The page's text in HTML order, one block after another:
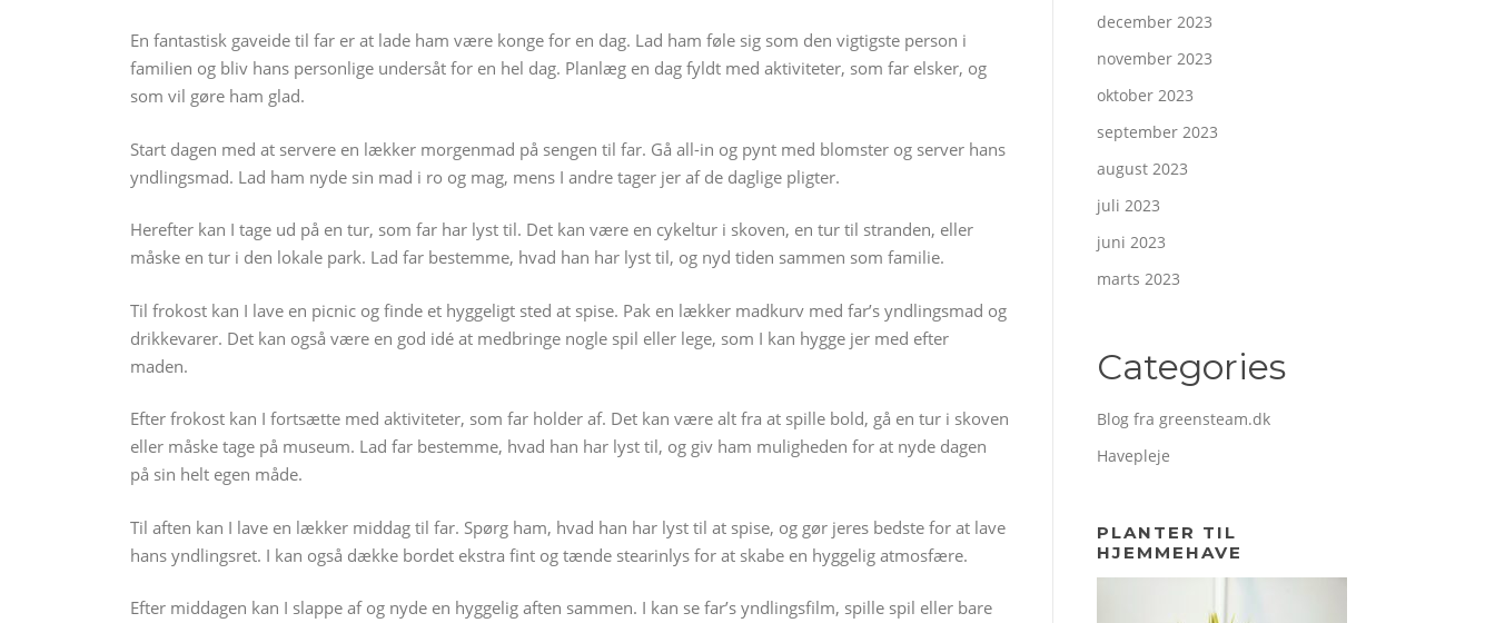
En fantastisk gaveide til far er at lade ham være konge for en dag. Lad ham føle sig som den vigtigste person i
familien og bliv hans personlige undersåt for en hel dag. Planlæg en dag fyldt med aktiviteter, som far elsker, og
som vil gøre ham glad.
Start dagen med at servere en lækker morgenmad på sengen til far. Gå all-in og pynt med blomster og server hans
yndlingsmad. Lad ham nyde sin mad i ro og mag, mens I andre tager jer af de daglige pligter.
Herefter kan I tage ud på en tur, som far har lyst til. Det kan være en cykeltur i skoven, en tur til stranden, eller
måske en tur i den lokale park. Lad far bestemme, hvad han har lyst til, og nyd tiden sammen som familie.
Til frokost kan I lave en picnic og finde et hyggeligt sted at spise. Pak en lækker madkurv med far’s yndlingsmad og
drikkevarer. Det kan også være en god idé at medbringe nogle spil eller lege, som I kan hygge jer med efter
maden.
Efter frokost kan I fortsætte med aktiviteter, som far holder af. Det kan være alt fra at spille bold, gå en tur i skoven
eller måske tage på museum. Lad far bestemme, hvad han har lyst til, og giv ham muligheden for at nyde dagen
på sin helt egen måde.
Til aften kan I lave en lækker middag til far. Spørg ham, hvad han har lyst til at spise, og gør jeres bedste for at lave
hans yndlingsret. I kan også dække bordet ekstra fint og tænde stearinlys for at skabe en hyggelig atmosfære.
Efter middagen kan I slappe af og nyde en hyggelig aften sammen. I kan se far’s yndlingsfilm, spille spil eller bare
december 2023
november 2023
oktober 2023
september 2023
august 2023
juli 2023
juni 2023
marts 2023
Categories
Blog fra greensteam.dk
Havepleje
PLANTER TIL
HJEMMEHAVE